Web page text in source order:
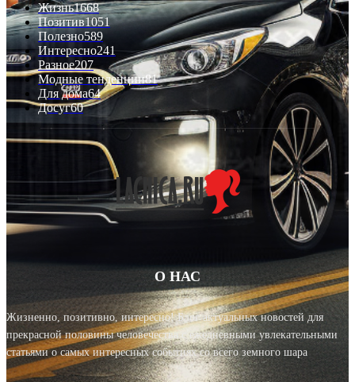
Жизнь1668
Позитив1051
Полезно589
Интересно241
Разное207
Модные тенденции81
Для дома64
Досуг60
О НАС
Жизненно, позитивно, интересно! Блог актуальных новостей для
прекрасной половины человечества с ежедневными увлекательными
статьями о самых интересных событиях со всего земного шара